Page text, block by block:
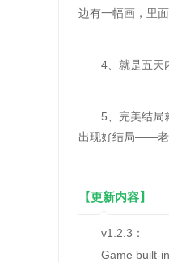
边有一幅画，里
4、就是五天内
5、完美结局就
出现好结局——老
【更新内容】
v1.2.3：
Game built-in